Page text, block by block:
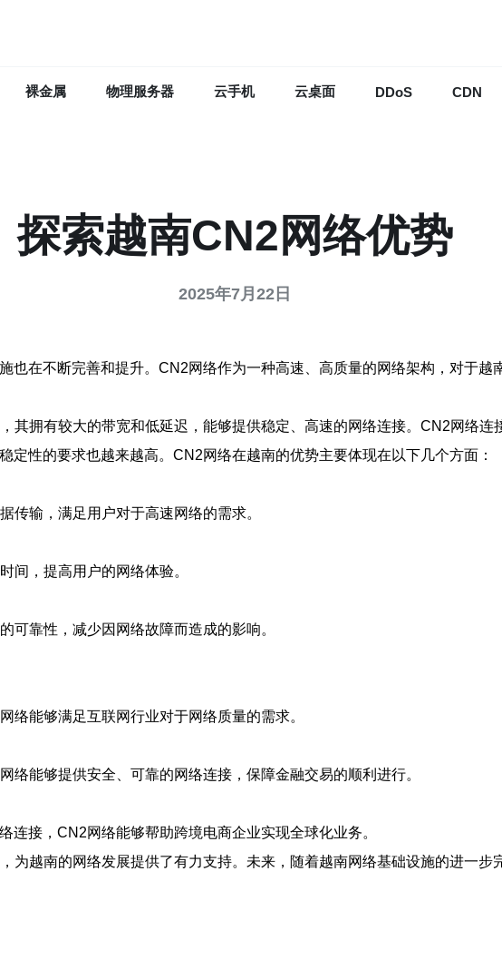
裸金属 物理服务器 云手机 云桌面 DDoS CDN
探索越南CN2网络优势
2025年7月22日
也在不断完善和提升。CN2网络作为一种高速、高质量的网络架构，对于
其拥有较大的带宽和低延迟，能够提供稳定、高速的网络连接。CN2网络连
定性的要求也越来越高。CN2网络在越南的优势主要体现在以下几个方面：
传输，满足用户对于高速网络的需求。
间，提高用户的网络体验。
可靠性，减少因网络故障而造成的影响。
络能够满足互联网行业对于网络质量的需求。
能够提供安全、可靠的网络连接，保障金融交易的顺利进行。
接，CN2网络能够帮助跨境电商企业实现全球化业务。
为越南的网络发展提供了有力支持。未来，随着越南网络基础设施的进一步